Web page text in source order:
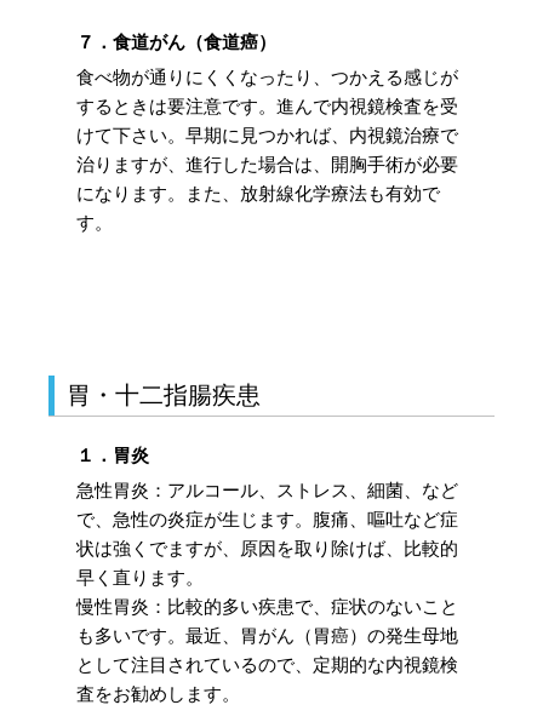
７．食道がん（食道癌）
食べ物が通りにくくなったり、つかえる感じが
するときは要注意です。進んで内視鏡検査を受
けて下さい。早期に見つかれば、内視鏡治療で
治りますが、進行した場合は、開胸手術が必要
になります。また、放射線化学療法も有効で
す。
胃・十二指腸疾患
１．胃炎
急性胃炎：アルコール、ストレス、細菌、など
で、急性の炎症が生じます。腹痛、嘔吐など症
状は強くでますが、原因を取り除けば、比較的
早く直ります。
慢性胃炎：比較的多い疾患で、症状のないこと
も多いです。最近、胃がん（胃癌）の発生母地
として注目されているので、定期的な内視鏡検
査をお勧めします。